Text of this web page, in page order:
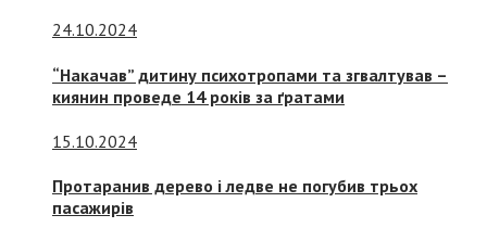
24.10.2024
“Накачав” дитину психотропами та згвалтував –
киянин проведе 14 років за ґратами
15.10.2024
Протаранив дерево і ледве не погубив трьох
пасажирів